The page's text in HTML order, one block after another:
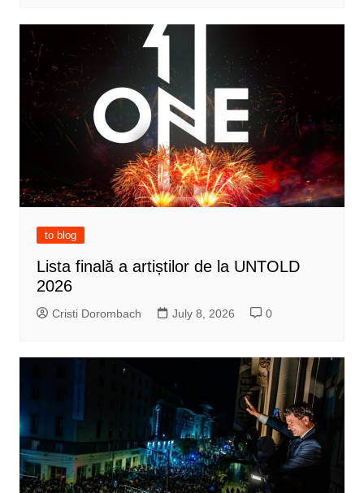
to blog
Lista finală a artiștilor de la UNTOLD
2026
Cristi Dorombach July 8, 2026 0